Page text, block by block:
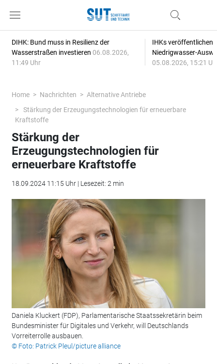
DIHK: Bund muss in Resilienz der
Wasserstraßen investieren 06.08.2026,
11:49 Uhr
IHKs veröffentlichen
Niedrigwasser-
05.08.2026, 15:21
Home Nachrichten
Alternative Antriebe
Stärkung der Erzeugungstechnologien für erneuerbare
Kraftstoffe
Stärkung der
Erzeugungstechnologien für
erneuerbare Kraftstoffe
18.09.2024 11:15 Uhr | Lesezeit: 2 min
Daniela Kluckert (FDP), Parlamentarische Staatssekretärin beim
Bundesminister für Digitales und Verkehr, will Deutschlands
Vorreiterrolle ausbauen.
© Foto: Patrick Pleul/picture alliance